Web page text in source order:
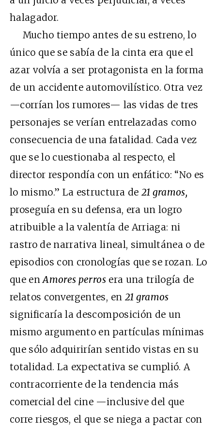
halagador.
Mucho tiempo antes de su estreno, lo
único que se sabía de la cinta era que el
azar volvía a ser protagonista en la forma
de un accidente automovilístico. Otra vez
—corrían los rumores— las vidas de tres
personajes se verían entrelazadas como
consecuencia de una fatalidad. Cada vez
que se lo cuestionaba al respecto, el
director respondía con un enfático: “No es
lo mismo.” La estructura de 21 gramos,
proseguía en su defensa, era un logro
atribuible a la valentía de Arriaga: ni
rastro de narrativa lineal, simultánea o de
episodios con cronologías que se rozan. Lo
que enAmores perrosera una trilogía de
relatos convergentes, en 21 gramos
significaría la descomposición de un
mismo argumento en partículas mínimas
que sólo adquirirían sentido vistas en su
totalidad. La expectativa se cumplió. A
contracorriente de la tendencia más
comercial del cine —inclusive del que
corre riesgos, el que se niega a pactar con